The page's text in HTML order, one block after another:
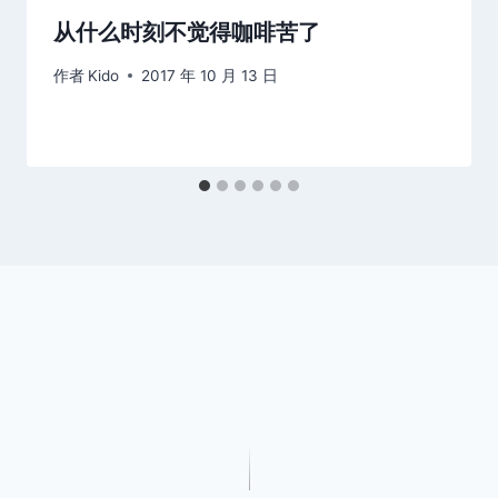
从什么时刻不觉得咖啡苦了
作者 Kido 2017 年 10 月 13 日